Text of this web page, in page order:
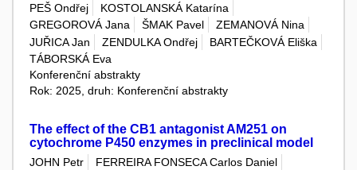
PEŠ Ondřej
KOSTOLANSKÁ Katarína
GREGOROVÁ Jana
ŠMAK Pavel
ZEMANOVÁ Nina
JUŘICA Jan
ZENDULKA Ondřej
BARTEČKOVÁ Eliška
TÁBORSKÁ Eva
Konferenční abstrakty
Rok: 2025, druh: Konferenční abstrakty
The effect of the CB1 antagonist AM251 on
cytochrome P450 enzymes in preclinical model
JOHN Petr
FERREIRA FONSECA Carlos Daniel